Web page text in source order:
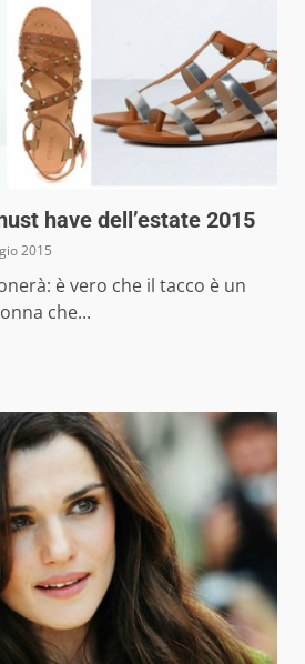
have dell’estate 2015
2015
è vero che il tacco è un
che...